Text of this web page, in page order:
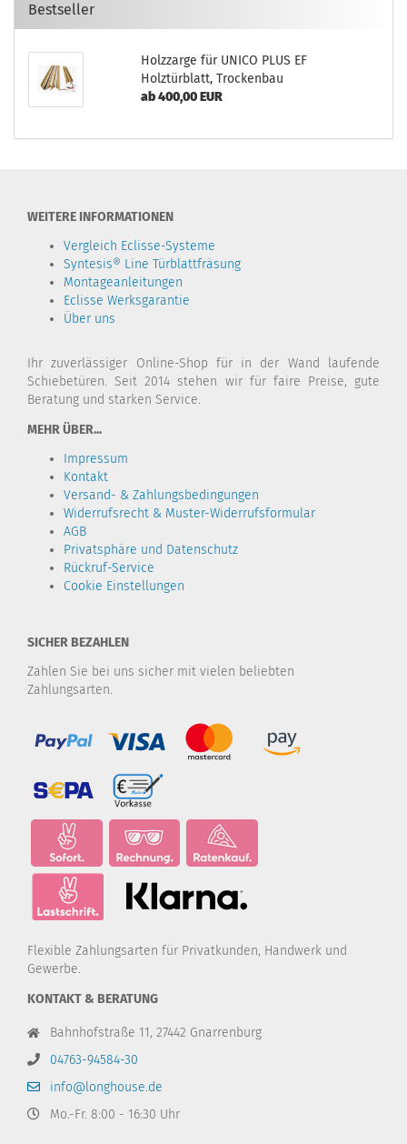
Bestseller
Holzzarge für UNICO PLUS EF
Holztürblatt, Trockenbau
ab 400,00 EUR
WEITERE INFORMATIONEN
Vergleich Eclisse-Systeme
Syntesis® Line Türblattfräsung
Montageanleitungen
Eclisse Werksgarantie
Über uns
Ihr zuverlässiger Online-Shop für in der Wand laufende
Schiebetüren. Seit 2014 stehen wir für faire Preise, gute
Beratung und starken Service.
MEHR ÜBER...
Impressum
Kontakt
Versand- & Zahlungsbedingungen
Widerrufsrecht & Muster-Widerrufsformular
AGB
Privatsphäre und Datenschutz
Rückruf-Service
Cookie Einstellungen
SICHER BEZAHLEN
Zahlen Sie bei uns sicher mit vielen beliebten
Zahlungsarten.
Flexible Zahlungsarten für Privatkunden, Handwerk und
Gewerbe.
KONTAKT & BERATUNG
Bahnhofstraße 11, 27442 Gnarrenburg
04763-94584-30
info@longhouse.de
Mo.-Fr. 8:00 - 16:30 Uhr